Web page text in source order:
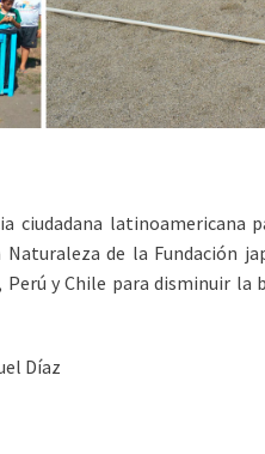
ciudadana
Naturaleza de la Fundación
Perú y Chile para disminuir la
Díaz